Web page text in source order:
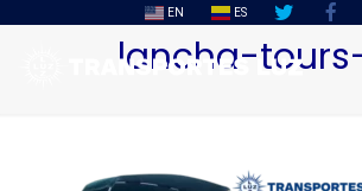
EN ES
lancha-